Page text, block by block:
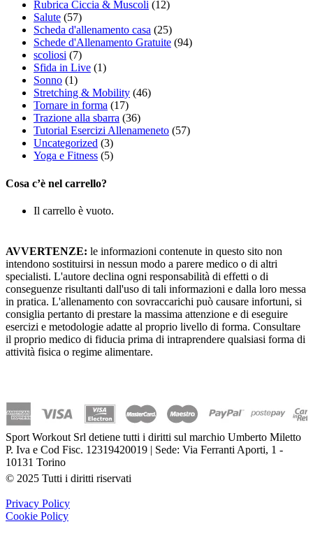
Rubrica Ciccia & Muscoli (12)
Salute (57)
Scheda d'allenamento casa (25)
Schede d'Allenamento Gratuite (94)
scoliosi (7)
Sfida in Live (1)
Sonno (1)
Stretching & Mobility (46)
Tornare in forma (17)
Trazione alla sbarra (36)
Tutorial Esercizi Allenameneto (57)
Uncategorized (3)
Yoga e Fitness (5)
Cosa c’è nel carrello?
Il carrello è vuoto.
AVVERTENZE: le informazioni contenute in questo sito non
intendono sostituirsi in nessun modo a parere medico o di altri
specialisti. L'autore declina ogni responsabilità di effetti o di
conseguenze risultanti dall'uso di tali informazioni e dalla loro messa
in pratica. L'allenamento con sovraccarichi può causare infortuni, si
consiglia pertanto di prestare la massima attenzione e di eseguire
esercizi e metodologie adatte al proprio livello di forma. Consultare
il proprio medico di fiducia prima di intraprendere qualsiasi forma di
attività fisica o regime alimentare.
Sport Workout Srl detiene tutti i diritti sul marchio Umberto Miletto
P. Iva e Cod Fisc. 12319420019 | Sede: Via Ferranti Aporti, 1 -
10131 Torino
© 2025 Tutti i diritti riservati
Privacy Policy
Cookie Policy